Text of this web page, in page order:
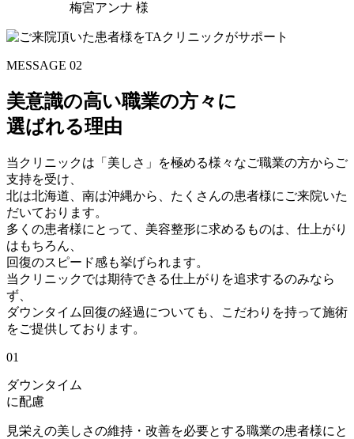
梅宮アンナ 様
MESSAGE 02
美意識の高い職業の方々に
選ばれる理由
当クリニックは 「美しさ」を極める様々なご職業の方からご
支持を受け、
北は北海道、南は沖縄から、たくさんの患者様にご来院いた
だいております。
多くの患者様にとって、美容整形に求めるものは、仕上がり
はもちろん、
回復のスピード感も挙げられます。
当クリニックでは期待できる仕上がりを追求するのみなら
ず、
ダウンタイム回復の経過についても、こだわりを持って施術
をご提供しております。
01
ダウンタイム
に配慮
見栄えの美しさの維持・改善を必要とする職業の患者様にと